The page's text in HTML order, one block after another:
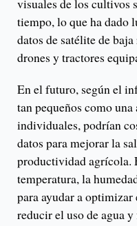
visuales de los cultivos
tiempo, lo que ha dado
datos de satélite de
drones y tractores
En el futuro, según el
tan pequeños como
individuales, podrían
datos para mejorar la
productividad agrícola.
temperatura, la
para ayudar a
reducir el uso de agua